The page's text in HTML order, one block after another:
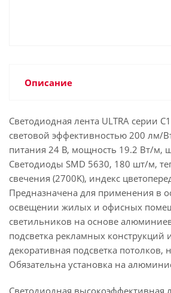
Описание
Светодиодная лента ULTRA серии
световой эффективностью 200 лм/
питания 24 В, мощность 19.2 Вт/м,
Светодиоды SMD 5630, 180 шт/м,
свечения (2700K), индекс
Предназначена для применения в
освещении жилых и офисных
светильников на основе
подсветка рекламных конструкций
декоративная подсветка потолков,
Обязательна установка на
Светодиодная высокоэффективная